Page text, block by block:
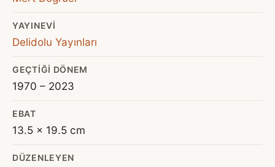
YAYINEVI
Delidolu Yayınları
GEÇTIĞI DÖNEM
1970 – 2023
EBAT
13.5 x 19.5 cm
DÜZENLEYEN